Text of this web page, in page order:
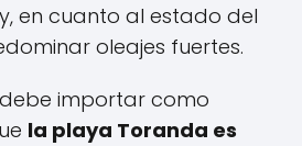
en cuanto al estado del
oleajes fuertes.
importar como
la playa Toranda es